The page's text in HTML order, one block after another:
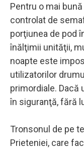
Pentru o mai
controlat de
porţiunea de pod
înălţimii unităţii,
noapte este
utilizatorilor
primordiale.
în siguranţă, fără
Tronsonul de pe
Prieteniei, care